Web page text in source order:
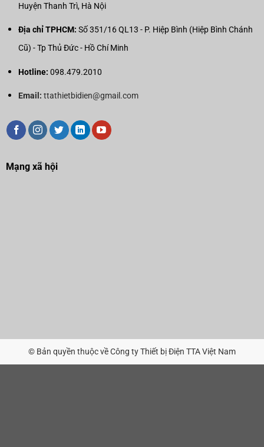
Huyện Thanh Trì, Hà Nội
Địa chỉ TPHCM: Số 351/16 QL13 - P. Hiệp Bình (Hiệp Bình Chánh
Cũ) - Tp Thủ Đức - Hồ Chí Minh
Hotline: 098.479.2010
Email: ttathietbidien@gmail.com
Mạng xã hội
© Bản quyền thuộc về Công ty Thiết bị Điện TTA Việt Nam